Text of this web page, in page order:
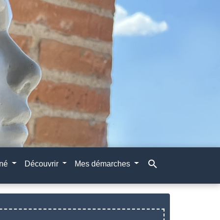
Découvrir Mes démarches search